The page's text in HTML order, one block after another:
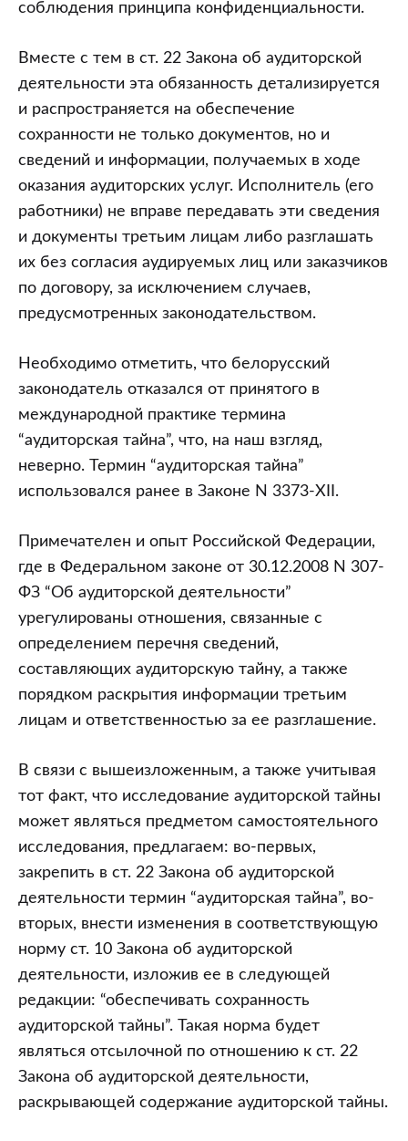
соблюдения принципа конфиденциальности.
Вместе с тем в ст. 22 Закона об аудиторской
деятельности эта обязанность детализируется
и распространяется на обеспечение
сохранности не только документов, но и
сведений и информации, получаемых в ходе
оказания аудиторских услуг. Исполнитель (его
работники) не вправе передавать эти сведения
и документы третьим лицам либо разглашать
их без согласия аудируемых лиц или заказчиков
по договору, за исключением случаев,
предусмотренных законодательством.
Необходимо отметить, что белорусский
законодатель отказался от принятого в
международной практике термина
“аудиторская тайна”, что, на наш взгляд,
неверно. Термин “аудиторская тайна”
использовался ранее в Законе N 3373-XII.
Примечателен и опыт Российской Федерации,
где в Федеральном законе от 30.12.2008 N 307-
ФЗ “Об аудиторской деятельности”
урегулированы отношения, связанные с
определением перечня сведений,
составляющих аудиторскую тайну, а также
порядком раскрытия информации третьим
лицам и ответственностью за ее разглашение.
В связи с вышеизложенным, а также учитывая
тот факт, что исследование аудиторской тайны
может являться предметом самостоятельного
исследования, предлагаем: во-первых,
закрепить в ст. 22 Закона об аудиторской
деятельности термин “аудиторская тайна”, во-
вторых, внести изменения в соответствующую
норму ст. 10 Закона об аудиторской
деятельности, изложив ее в следующей
редакции: “обеспечивать сохранность
аудиторской тайны”. Такая норма будет
являться отсылочной по отношению к ст. 22
Закона об аудиторской деятельности,
раскрывающей содержание аудиторской тайны.